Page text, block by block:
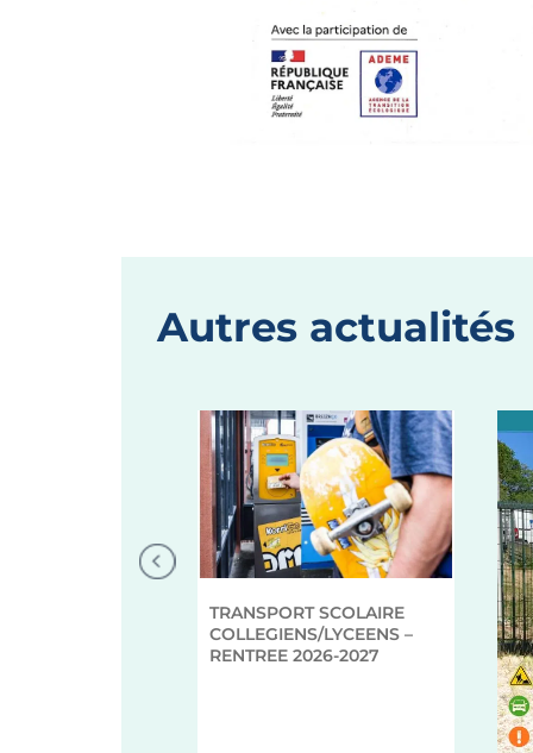
Autres actualités
TRANSPORT SCOLAIRE
COLLEGIENS/LYCEENS –
RENTREE 2026-2027